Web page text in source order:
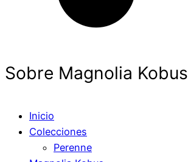
Sobre Magnolia Kobus
Inicio
Colecciones
Perenne